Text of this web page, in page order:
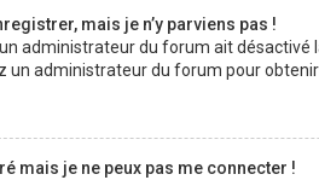
mais je n’y parviens pas !
administrateur du forum ait
un administrateur du forum pour obtenir
mais je ne peux pas me connecter !